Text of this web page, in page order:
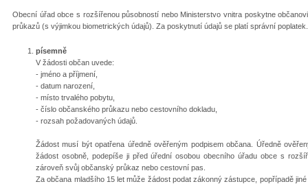
Obecní úřad obce s rozšířenou působností nebo Ministerstvo vnitra poskytne
průkazů (s výjimkou biometrických údajů). Za poskytnutí údajů se platí správní
písemně
V žádosti občan uvede:
- jméno a příjmení,
- datum narození,
- místo trvalého pobytu,
- číslo občanského průkazu nebo cestovního dokladu,
- rozsah požadovaných údajů.
Žádost musí být opatřena úředně ověřeným podpisem občana. Úředně
žádost osobně, podepíše ji před úřední osobou obecního úřadu obce s
zároveň svůj občanský průkaz nebo cestovní pas.
Za občana mladšího 15 let může žádost podat zákonný zástupce, popřípadě